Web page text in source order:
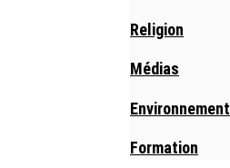
Religion
Médias
Environnement
Formation